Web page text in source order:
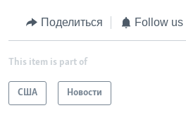
Поделиться Follow us
This item is part of
США Новости